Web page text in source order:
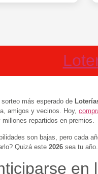
más esperado de
amigos y vecinos. Hoy,
repartidos en premios.
son bajas, pero cada
Quizá este 2026 sea tu año.
en